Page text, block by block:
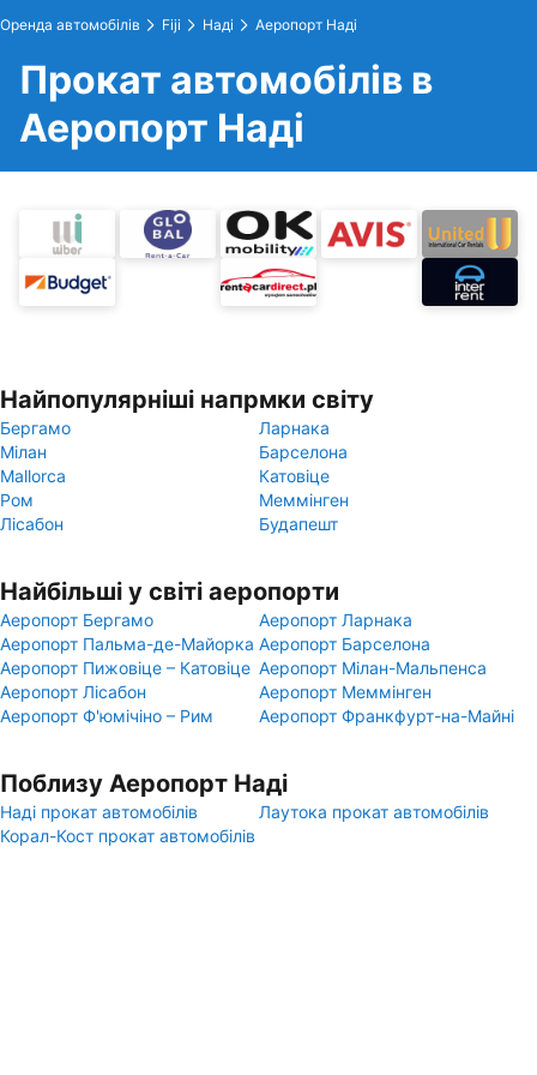
Оренда автомобілів Fiji Наді Аеропорт Наді
Прокат автомобілів в
Аеропорт Наді
Найпопулярніші напрмки світу
Бергамо
Ларнака
Мілан
Барселона
Mallorca
Катовіце
Ром
Меммінген
Лісабон
Будапешт
Найбільші у світі аеропорти
Аеропорт Бергамо
Аеропорт Ларнака
Аеропорт Пальма-де-Майорка Аеропорт Барселона
Аеропорт Пижовіце – Катовіце Аеропорт Мілан-Мальпенса
Аеропорт Лісабон
Аеропорт Меммінген
Аеропорт Ф'юмічіно – Рим
Аеропорт Франкфурт-на-Майні
Поблизу Аеропорт Наді
Наді прокат автомобілів
Лаутока прокат автомобілів
Корал-Кост прокат автомобілів